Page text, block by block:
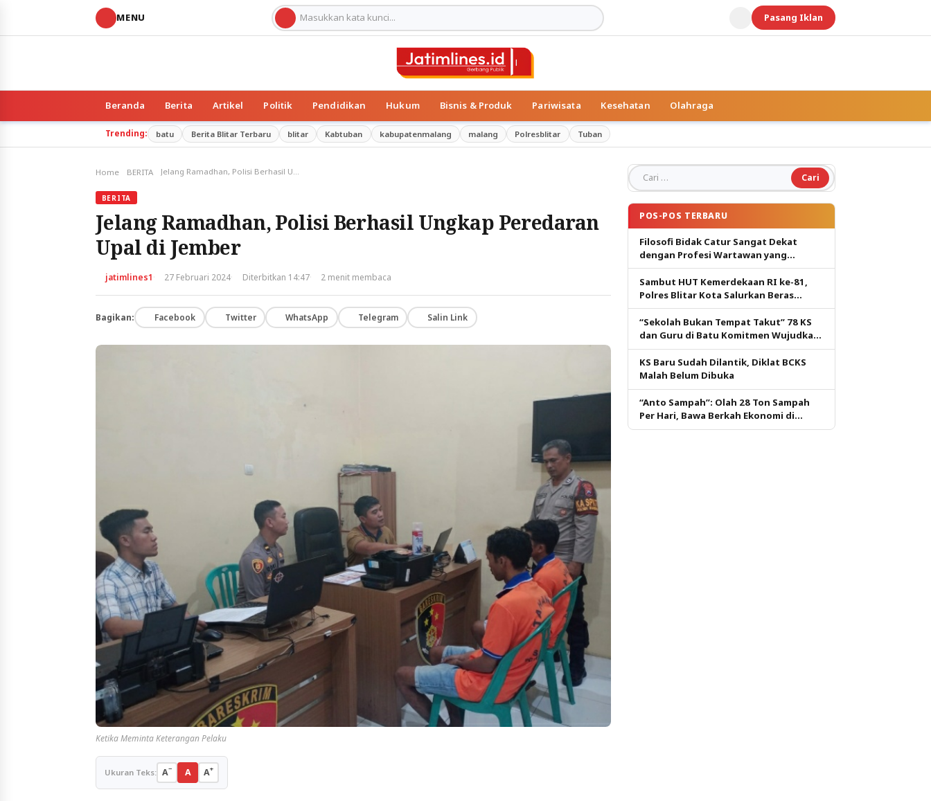
MENU Pasang Iklan
Beranda Berita Artikel Politik Pendidikan Hukum Bisnis & Produk Pariwisata Kesehatan Olahraga
Trending: batu Berita Blitar Terbaru blitar Kabtuban kabupatenmalang malang Polresblitar Tuban
Home BERITA
BERITA
Jelang Ramadhan, Polisi Berhasil Ungkap Peredaran
Upal di Jember
jatimlines1· 27 Februari 2024· Diterbitkan 14:47· 2 menit membaca
Bagikan: Facebook Twitter WhatsApp Telegram Salin Link
Ketika Meminta Keterangan Pelaku
Ukuran Teks: A− A A+
Cari untuk:
POS-POS TERBARU
Filosofi Bidak Catur Sangat Dekat
dengan Profesi Wartawan yang
Dituntut Berpikir Kritis
Sambut HUT Kemerdekaan RI ke-81,
Polres Blitar Kota Salurkan Beras
dalam Gerakan Pangan Murah
“Sekolah Bukan Tempat Takut” 78 KS
dan Guru di Batu Komitmen Wujudkan
Budaya Aman dan Nyaman
KS Baru Sudah Dilantik, Diklat BCKS
Malah Belum Dibuka
“Anto Sampah”: Olah 28 Ton Sampah
Per Hari, Bawa Berkah Ekonomi di
Tuban